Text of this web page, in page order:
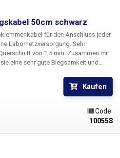
50cm schwarz
für den Anschluss jeder
Labornetzversorgung. Sehr
von 1,5 mm. Zusammen mit
eine sehr gute Biegsamkeit und
werden, um Knoten im
Farben zur
Kaufen
Code:
100558